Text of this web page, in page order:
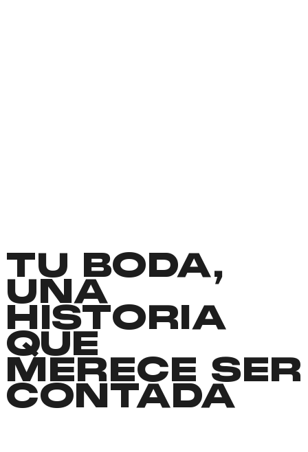
TU BODA,
UNA
HISTORIA
QUE
MERECE SER
CONTADA